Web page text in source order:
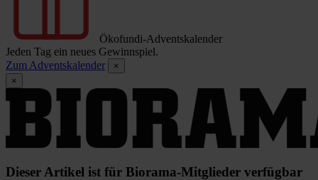
Ökofundi-Adventskalender
Jeden Tag ein neues Gewinnspiel.
Zum Adventskalender
×
×
Dieser Artikel ist für Biorama-Mitglieder verfügbar